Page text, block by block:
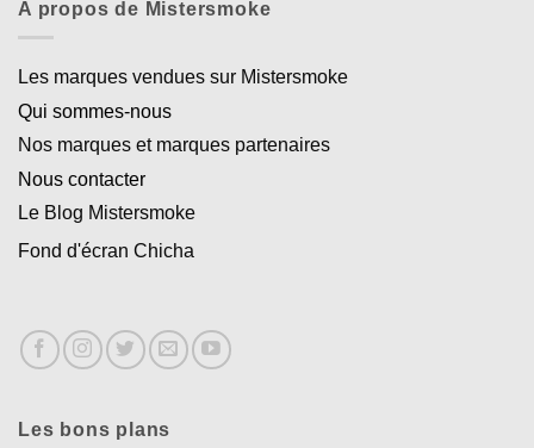
A propos de Mistersmoke
Les marques vendues sur Mistersmoke
Qui sommes-nous
Nos marques et marques partenaires
Nous contacter
Le Blog Mistersmoke
Fond d'écran Chicha
Les bons plans